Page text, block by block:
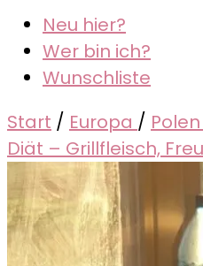
Neu hier?
Wer bin ich?
Wunschliste
Start / Europa / Polen
Diät – Grillfleisch,